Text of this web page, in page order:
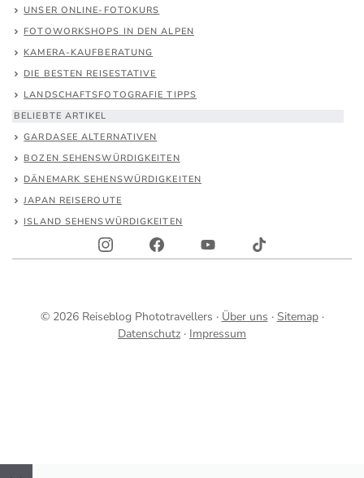
UNSER ONLINE-FOTOKURS
FOTOWORKSHOPS IN DEN ALPEN
KAMERA-KAUFBERATUNG
DIE BESTEN REISESTATIVE
LANDSCHAFTSFOTOGRAFIE TIPPS
BELIEBTE ARTIKEL
GARDASEE ALTERNATIVEN
BOZEN SEHENSWÜRDIGKEITEN
DÄNEMARK SEHENSWÜRDIGKEITEN
JAPAN REISEROUTE
ISLAND SEHENSWÜRDIGKEITEN
© 2026 Reiseblog Phototravellers · Über uns · Sitemap·
Datenschutz · Impressum